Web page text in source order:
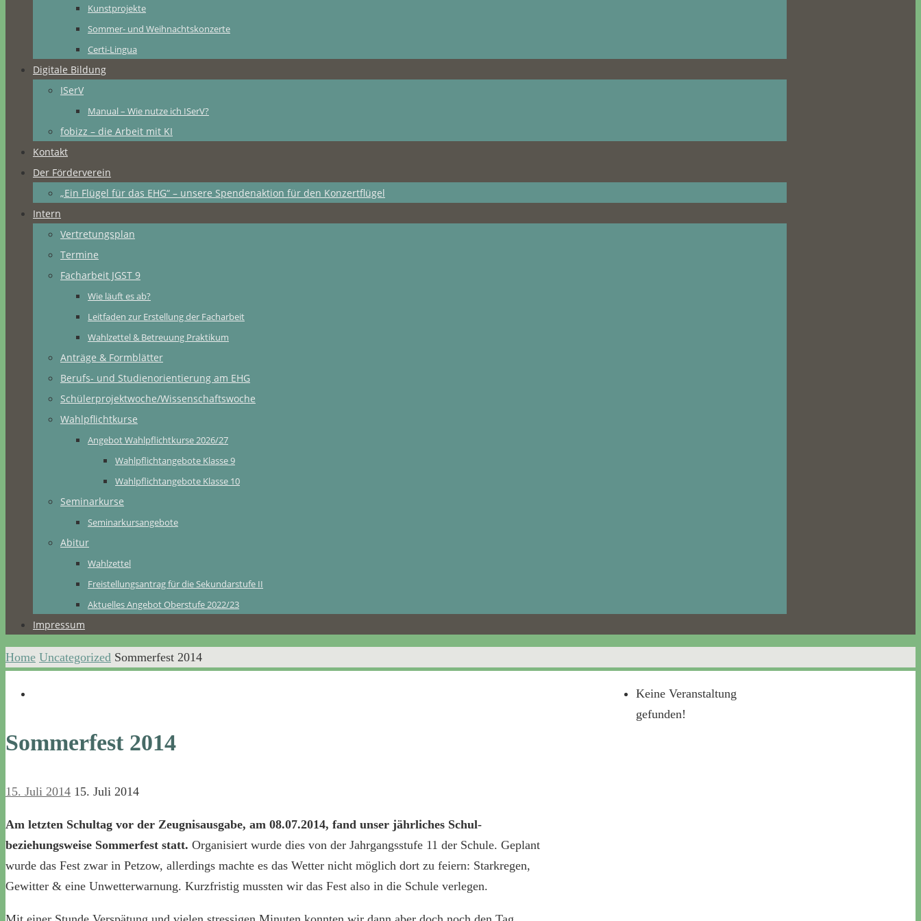
Kunstprojekte
Sommer- und Weihnachtskonzerte
Certi-Lingua
Digitale Bildung
ISerV
Manual – Wie nutze ich ISerV?
fobizz – die Arbeit mit KI
Kontakt
Der Förderverein
„Ein Flügel für das EHG“ – unsere Spendenaktion für den Konzertflügel
Intern
Vertretungsplan
Termine
Facharbeit JGST 9
Wie läuft es ab?
Leitfaden zur Erstellung der Facharbeit
Wahlzettel & Betreuung Praktikum
Anträge & Formblätter
Berufs- und Studienorientierung am EHG
Schülerprojektwoche/Wissenschaftswoche
Wahlpflichtkurse
Angebot Wahlpflichtkurse 2026/27
Wahlpflichtangebote Klasse 9
Wahlpflichtangebote Klasse 10
Seminarkurse
Seminarkursangebote
Abitur
Wahlzettel
Freistellungsantrag für die Sekundarstufe II
Aktuelles Angebot Oberstufe 2022/23
Impressum
Home Uncategorized Sommerfest 2014
Sommerfest 2014
15. Juli 2014 15. Juli 2014
Am letzten Schultag vor der Zeugnisausgabe, am 08.07.2014, fand unser jährliches Schul-
beziehungsweise Sommerfest statt. Organisiert wurde dies von der Jahrgangsstufe 11 der Schule. Geplant
wurde das Fest zwar in Petzow, allerdings machte es das Wetter nicht möglich dort zu feiern: Starkregen,
Gewitter & eine Unwetterwarnung. Kurzfristig mussten wir das Fest also in die Schule verlegen.
Keine Veranstaltung
gefunden!